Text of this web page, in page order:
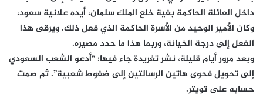
داخل العائلة الحاكمة بغية خلع الملك سلمان، أيده علانية سعود،
وكان الأمير الوحيد من الأسرة الحاكمة الذي فعل ذلك. ويرقى هذا
الفعل إلى درجة الخيانة، وربما هذا ما حدد مصيره.
وبعد مرور أيام قليلة، نشر تغريدة جاء فيها: “أدعو الشعب السعودي
إلى تحويل فحوى هاتين الرسالتين إلى ضغوط شعبية”. ثم صمت
حسابه على تويتر.